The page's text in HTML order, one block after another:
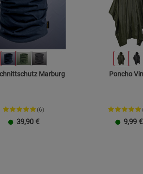
Marburg
(6)
39,90 €
Poncho
9,99 €